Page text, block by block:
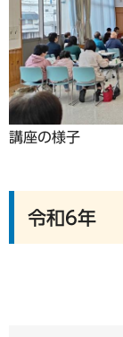
講座の様子
令和6年